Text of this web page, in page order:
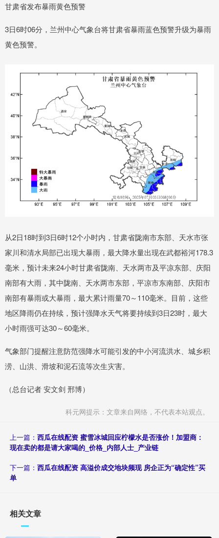
甘肃省发布暴雨黄色预警
3日6时06分，兰州中心气象台将甘肃省暴雨蓝色预警升级为暴雨
黄色预警。
从2日18时到3日6时12个小时内，甘肃省陇南市东部、天水市张
家川和清水局部已出现大暴雨，最大降水量出现在武都裕河178.3
毫米，预计未来24小时甘肃省陇南、天水两市及平凉东部、庆阳
南部有大雨，其中陇南、天水两市东部，平凉市东南部、庆阳市
南部有暴雨或大暴雨，最大累计雨量70～110毫米。目前，这些
地区降雨仍在持续，预计强降水天气将要持续到3日23时，最大
小时雨强可达30～60毫米。
气象部门提醒注意防范强降水可能引发的中小河流洪水、城乡积
涝、山洪、滑坡和泥石流等次生灾害。
（总台记者 安文剑 邢博）
科元网提示：文章来自网络，不代表本站观点。
上一篇： 西瓜在线配资 蜜雪冰城回应柠檬水是否涨价！加盟商：
现在卖的都是请大家喝的_价格_内部人士_产业链
下一篇： 西瓜在线配资 高溢价成交地块频现 房企正为“确定性”买
单
相关文章